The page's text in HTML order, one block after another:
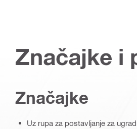
Značajke i
Značajke
Uz rupa za postavljanje za